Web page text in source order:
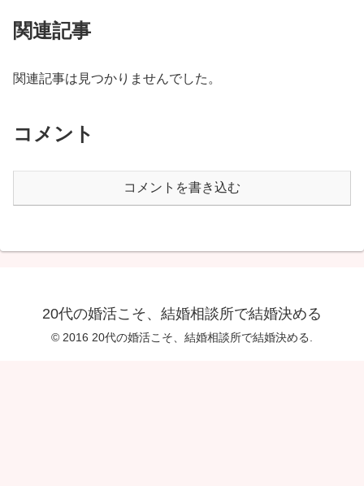
関連記事
関連記事は見つかりませんでした。
コメント
コメントを書き込む
20代の婚活こそ、結婚相談所で結婚決める
© 2016 20代の婚活こそ、結婚相談所で結婚決める.